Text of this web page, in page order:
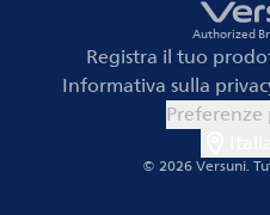
Authorized
Registra il tuo
Informativa sulla
© 2026 Versuni.